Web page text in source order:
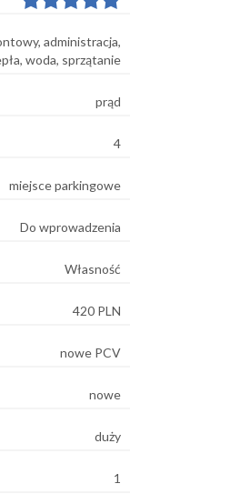
administracja,
woda, sprzątanie
prąd
4
miejsce parkingowe
Do wprowadzenia
Własność
420 PLN
nowe PCV
nowe
duży
1